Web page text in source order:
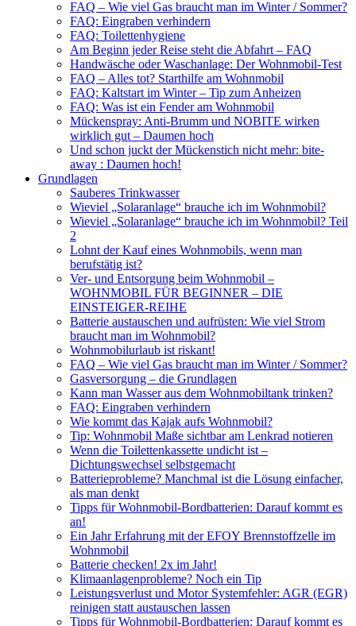
FAQ – Wie viel Gas braucht man im Winter / Sommer?
FAQ: Eingraben verhindern
FAQ: Toilettenhygiene
Am Beginn jeder Reise steht die Abfahrt – FAQ
Handwäsche oder Waschanlage: Der Wohnmobil-Test
FAQ – Alles tot? Starthilfe am Wohnmobil
FAQ: Kaltstart im Winter – Tip zum Anheizen
FAQ: Was ist ein Fender am Wohnmobil
Mückenspray: Anti-Brumm und NOBITE wirken
wirklich gut – Daumen hoch
Und schon juckt der Mückenstich nicht mehr: bite-
away : Daumen hoch!
Grundlagen
Sauberes Trinkwasser
Wieviel „Solaranlage“ brauche ich im Wohnmobil?
Wieviel „Solaranlage“ brauche ich im Wohnmobil? Teil
2
Lohnt der Kauf eines Wohnmobils, wenn man
berufstätig ist?
Ver- und Entsorgung beim Wohnmobil –
WOHNMOBIL FÜR BEGINNER – DIE
EINSTEIGER-REIHE
Batterie austauschen und aufrüsten: Wie viel Strom
braucht man im Wohnmobil?
Wohnmobilurlaub ist riskant!
FAQ – Wie viel Gas braucht man im Winter / Sommer?
Gasversorgung – die Grundlagen
Kann man Wasser aus dem Wohnmobiltank trinken?
FAQ: Eingraben verhindern
Wie kommt das Kajak aufs Wohnmobil?
Tip: Wohnmobil Maße sichtbar am Lenkrad notieren
Wenn die Toilettenkassette undicht ist –
Dichtungswechsel selbstgemacht
Batterieprobleme? Manchmal ist die Lösung einfacher,
als man denkt
Tipps für Wohnmobil-Bordbatterien: Darauf kommt es
an!
Ein Jahr Erfahrung mit der EFOY Brennstoffzelle im
Wohnmobil
Batterie checken! 2x im Jahr!
Klimaanlagenprobleme? Noch ein Tip
Leistungsverlust und Motor Systemfehler: AGR (EGR)
reinigen statt austauschen lassen
Tipps für Wohnmobil-Bordbatterien: Darauf kommt es